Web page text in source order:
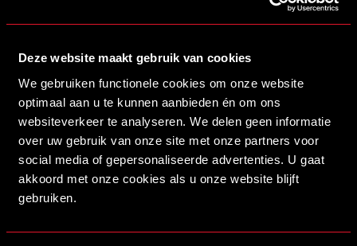
Deze website maakt gebruik van cookies
We gebruiken functionele cookies om onze website
optimaal aan u te kunnen aanbieden én om ons
websiteverkeer te analyseren. We delen geen informatie
over uw gebruik van onze site met onze partners voor
social media of gepersonaliseerde advertenties. U gaat
akkoord met onze cookies als u onze website blijft
gebruiken.
MYSTEEL NIEUWE NAAMGEVER VAN ONS STADION